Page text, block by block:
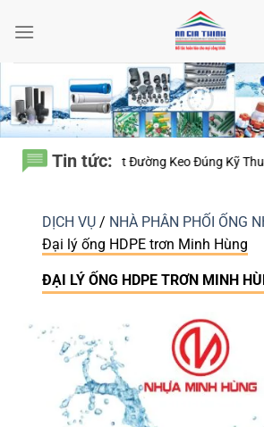
qua
Tin tức:
Kéo Dài Tuổi Thọ Lớp Bảo Ôn? Ống Nhựa
DỊCH VỤ / NHÀ PHÂN PHỐI ỐNG
Đại lý ống HDPE trơn Minh Hùng
ĐẠI LÝ ỐNG HDPE TRƠN MINH